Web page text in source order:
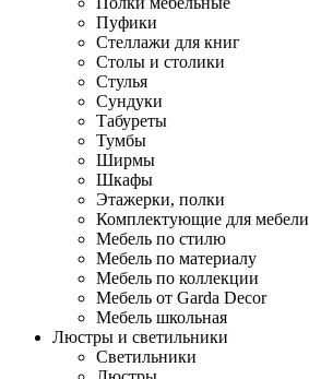
Пуфики
Стеллажи для книг
Столы и столики
Стулья
Сундуки
Табуреты
Тумбы
Ширмы
Шкафы
Этажерки, полки
Комплектующие для мебели
Мебель по стилю
Мебель по материалу
Мебель по коллекции
Мебель от Garda Decor
Мебель школьная
Люстры и светильники
Светильники